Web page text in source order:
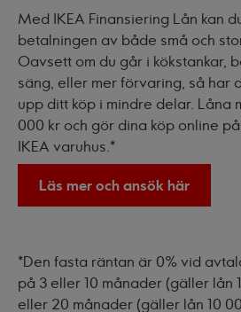
Med IKEA Finansiering Lån kan
betalningen av både små och
Oavsett om du går i kökstankar,
säng, eller mer förvaring, så har
upp ditt köp i mindre delar. Låna
000 kr och gör dina köp online
IKEA varuhus.*
Läs mer och ansök här
*Den fasta räntan är 0% vid
på 3 eller 10 månader (gäller lån
eller 20 månader (gäller lån 10